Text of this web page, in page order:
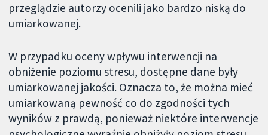
przeglądzie autorzy ocenili jako bardzo niską do
umiarkowanej.
W przypadku oceny wpływu interwencji na
obniżenie poziomu stresu, dostępne dane były
umiarkowanej jakości. Oznacza to, że można mieć
umiarkowaną pewność co do zgodności tych
wyników z prawdą, ponieważ niektóre interwencje